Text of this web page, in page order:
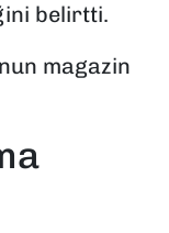
belirtti.
magazin